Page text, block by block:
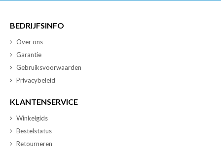
BEDRIJFSINFO
Over ons
Garantie
Gebruiksvoorwaarden
Privacybeleid
KLANTENSERVICE
Winkelgids
Bestelstatus
Retourneren